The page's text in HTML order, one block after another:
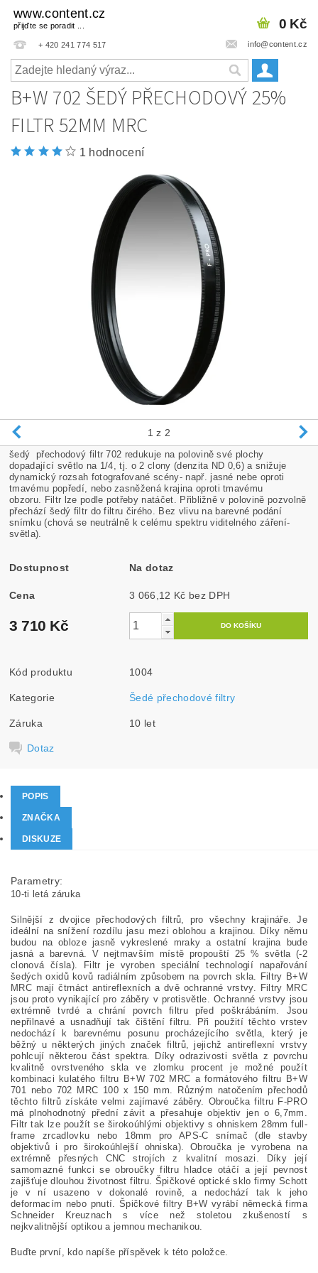
www.content.cz
přijďte se poradit ...
+ 420 241 774 517 info@content.cz
0 Kč
B+W 702 ŠEDÝ PŘECHODOVÝ 25%
FILTR 52MM MRC
1 hodnocení
1 z 2
šedý přechodový filtr 702 redukuje na polovině své plochy
dopadající světlo na 1/4, tj. o 2 clony (denzita ND 0,6) a snižuje
dynamický rozsah fotografované scény- např. jasné nebe oproti
tmavému popředí, nebo zasněžená krajina oproti tmavému
obzoru. Filtr lze podle potřeby natáčet. Přibližně v polovině pozvolně
přechází šedý filtr do filtru čirého. Bez vlivu na barevné podání
snímku (chová se neutrálně k celému spektru viditelného záření-
světla).
Dostupnost Na dotaz
Cena 3 066,12 Kč bez DPH
3 710 Kč
Kód produktu 1004
Kategorie Šedé přechodové filtry
Záruka 10 let
Dotaz
POPIS
ZNAČKA
DISKUZE
Parametry:
10-ti letá záruka
Silnější z dvojice přechodových filtrů, pro všechny krajináře. Je
ideální na snížení rozdílu jasu mezi oblohou a krajinou. Díky němu
budou na obloze jasně vykreslené mraky a ostatní krajina bude
jasná a barevná. V nejtmavším místě propouští 25 % světla (-2
clonová čísla). Filtr je vyroben speciální technologií napařování
šedých oxidů kovů radiálním způsobem na povrch skla. Filtry B+W
MRC mají čtrnáct antireflexních a dvě ochranné vrstvy. Filtry MRC
jsou proto vynikající pro záběry v protisvětle. Ochranné vrstvy jsou
extrémně tvrdé a chrání povrch filtru před poškrábáním. Jsou
nepřilnavé a usnadňují tak čištění filtru. Při použití těchto vrstev
nedochází k barevnému posunu procházejícího světla, který je
běžný u některých jiných značek filtrů, jejichž antireflexní vrstvy
pohlcují některou část spektra. Díky odrazivosti světla z povrchu
kvalitně ovrstveného skla ve zlomku procent je možné použít
kombinaci kulatého filtru B+W 702 MRC a formátového filtru B+W
701 nebo 702 MRC 100 x 150 mm. Různým natočením přechodů
těchto filtrů získáte velmi zajímavé záběry. Obroučka filtru F-PRO
má plnohodnotný přední závit a přesahuje objektiv jen o 6,7mm.
Filtr tak lze použít se širokoúhlými objektivy s ohniskem 28mm full-
frame zrcadlovku nebo 18mm pro APS-C snímač (dle stavby
objektivů i pro širokoúhlejší ohniska). Obroučka je vyrobena na
extrémně přesných CNC strojích z kvalitní mosazi. Díky její
samomazné funkci se obroučky filtru hladce otáčí a její pevnost
zajišťuje dlouhou životnost filtru. Špičkové optické sklo firmy Schott
je v ní usazeno v dokonalé rovině, a nedochází tak k jeho
deformacím nebo pnutí. Špičkové filtry B+W vyrábí německá firma
Schneider Kreuznach s více než stoletou zkušeností s
nejkvalitnější optikou a jemnou mechanikou.
Buďte první, kdo napíše příspěvek k této položce.